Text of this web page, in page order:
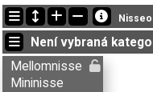
Nejnovější změny
09:44:19: Tore G. Tomter (
07:11:14: Aksel T. Fingarsen (
07:11:14: Anders Skjeset (
Není vybraná
Mellomnisse
Mininisse